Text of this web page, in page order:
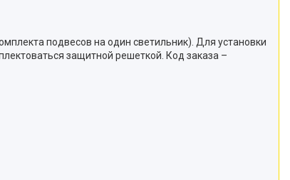
подвесов на один светильник). Для установки
защитной решеткой. Код заказа –